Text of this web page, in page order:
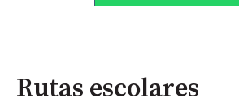
Rutas escolares